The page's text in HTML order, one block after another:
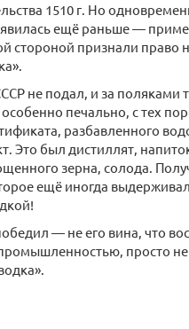
1510 г. Но
ещё раньше —
стороной признали право
не подал, и за поляками
печально, с тех
разбавленного
Это был дистиллят,
зерна, солода.
ещё иногда
— не его вина, что
просто